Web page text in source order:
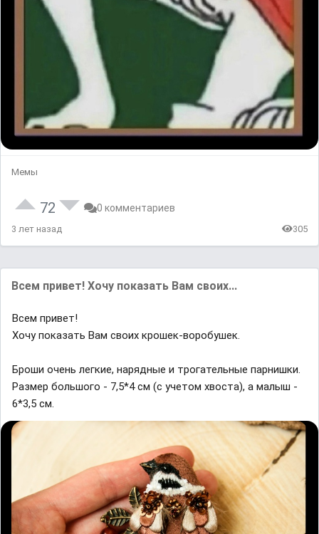
Мемы
72 0 комментариев
3 лет назад 305
Всем привет! Хочу показать Вам своих...
Всем привет!
Хочу показать Вам своих крошек-воробушек.
Броши очень легкие, нарядные и трогательные парнишки.
Размер большого - 7,5*4 см (с учетом хвоста), а малыш -
6*3,5 см.